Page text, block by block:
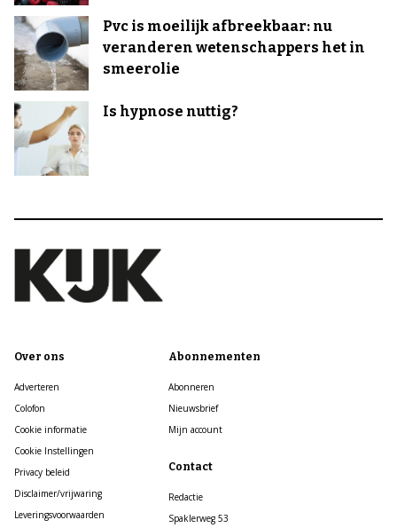
Pvc is moeilijk afbreekbaar: nu
veranderen wetenschappers het in
smeerolie
Is hypnose nuttig?
Over ons
Adverteren
Colofon
Cookie informatie
Cookie Instellingen
Privacy beleid
Disclaimer/vrijwaring
Leveringsvoorwaarden
Abonnementen
Abonneren
Nieuwsbrief
Mijn account
Contact
Redactie
Spaklerweg 53